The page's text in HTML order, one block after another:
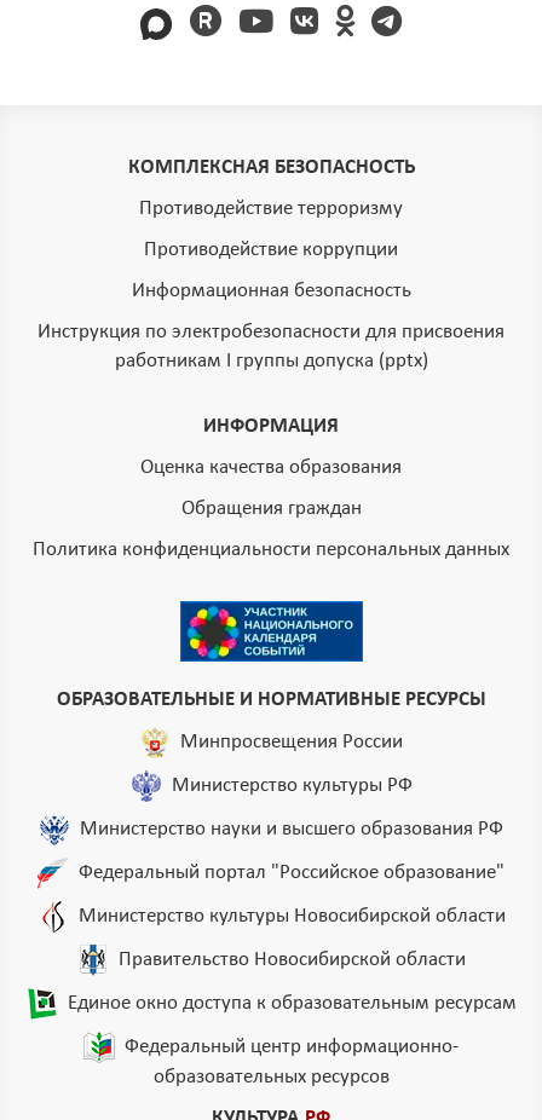
КОМПЛЕКСНАЯ БЕЗОПАСНОСТЬ
Противодействие терроризму
Противодействие коррупции
Информационная безопасность
Инструкция по электробезопасности для присвоения
работникам I группы допуска (pptx)
ИНФОРМАЦИЯ
Оценка качества образования
Обращения граждан
Политика конфиденциальности персональных данных
ОБРАЗОВАТЕЛЬНЫЕ И НОРМАТИВНЫЕ РЕСУРСЫ
Минпросвещения России
Министерство культуры РФ
Министерство науки и высшего образования РФ
Федеральный портал "Российское образование"
Министерство культуры Новосибирской области
Правительство Новосибирской области
Единое окно доступа к образовательным ресурсам
Федеральный центр информационно-
образовательных ресурсов